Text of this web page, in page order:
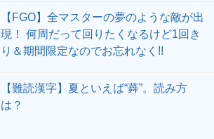
【FGO】全マスターの夢のような敵が出
現！ 何周だって回りたくなるけど1回き
り＆期間限定なのでお忘れなく!!
【難読漢字】夏といえば“蕣”。読み方
は？